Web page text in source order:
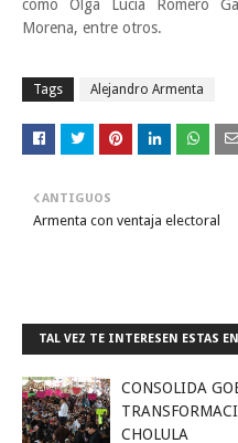
como Olga Lucía Romero
Morena, entre otros.
Tags Alejandro Armenta
ANTIGUOS
Armenta con ventaja electoral
TAL VEZ TE INTERESEN ESTAS
CONSOLIDA
CHOLULA